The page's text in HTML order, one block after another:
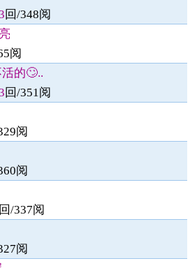
回/348阅
阅
的🙄..
回/351阅
阅
阅
回/337阅
阅